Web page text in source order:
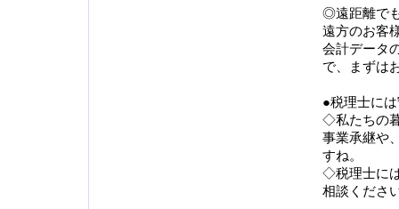
◎遠距離で
遠方のお客
会計データ
で、まずは
●税理士に
◇私たちの
事業承継や
すね。
◇税理士に
相談くださ